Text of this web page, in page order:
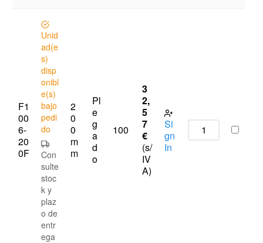
F1
00
6-
20
0F
Unid
ad(e
s)
disp
onibl
e(s)
bajo
pedi
do
Con
sulte
stoc
k y
plaz
o de
entr
ega
2
0
0
m
m
Pl
e
g
a
d
o
100
3
2,
5
7
€
(s/
IV
A)
Si
gn
In